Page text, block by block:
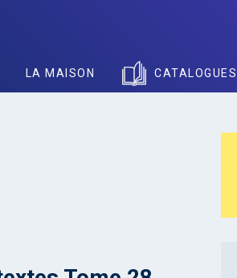
LA MAISON CATALOGUES